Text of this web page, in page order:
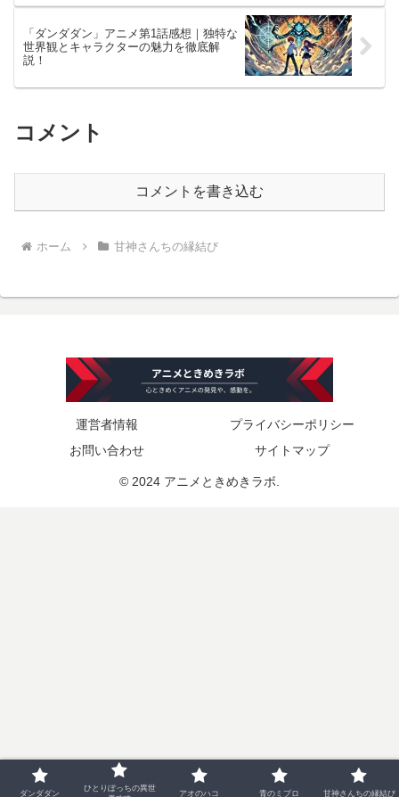
「ダンダダン」アニメ第1話感想｜独特な
世界観とキャラクターの魅力を徹底解
説！
コメント
コメントを書き込む
ホーム 甘神さんちの縁結び
運営者情報
プライバシーポリシー
お問い合わせ
サイトマップ
© 2024 アニメときめきラボ.
ダンダダン
ひとりぼっちの異世
アオのハコ 青のミブロ 甘神さんちの縁結び